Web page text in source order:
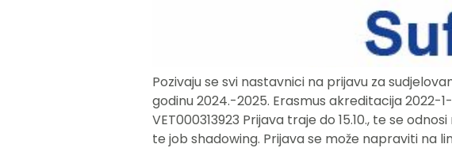
Pozivaju se svi nastavnici na prijavu za
godinu 2024.-2025. Erasmus akreditacija 2022-
VET000313923 Prijava traje do 15.10., te se
te job shadowing. Prijava se može napraviti na